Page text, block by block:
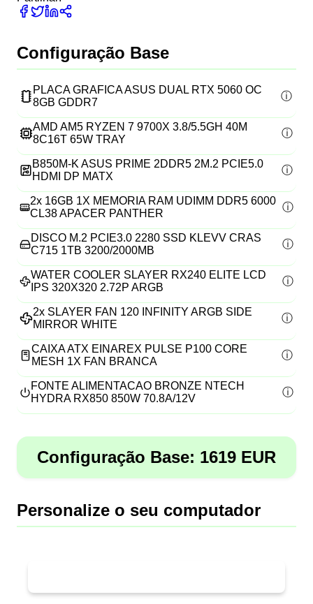
Configuração Base
PLACA GRAFICA ASUS DUAL RTX 5060 OC
8GB GDDR7
AMD AM5 RYZEN 7 9700X 3.8/5.5GH 40M
8C16T 65W TRAY
B850M-K ASUS PRIME 2DDR5 2M.2 PCIE5.0
HDMI DP MATX
2x 16GB 1X MEMORIA RAM UDIMM DDR5 6000
CL38 APACER PANTHER
DISCO M.2 PCIE3.0 2280 SSD KLEVV CRAS
C715 1TB 3200/2000MB
WATER COOLER SLAYER RX240 ELITE LCD
IPS 320X320 2.72P ARGB
2x SLAYER FAN 120 INFINITY ARGB SIDE
MIRROR WHITE
CAIXA ATX EINAREX PULSE P100 CORE
MESH 1X FAN BRANCA
FONTE ALIMENTACAO BRONZE NTECH
HYDRA RX850 850W 70.8A/12V
Configuração Base: 1619 EUR
Personalize o seu computador